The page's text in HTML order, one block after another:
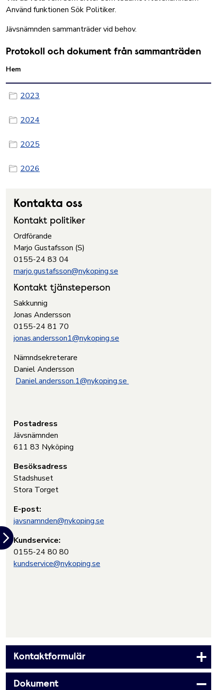
Använd funktionen Sök Politiker.
Jävsnämnden sammanträder vid behov.
Protokoll och dokument från sammanträden
Hem
2023
2024
2025
2026
Kontakta oss
Kontakt politiker
Ordförande
Marjo Gustafsson (S)
0155-24 83 04
marjo.gustafsson@nykoping.se
Kontakt tjänsteperson
Sakkunnig
Jonas Andersson
0155-24 81 70
jonas.andersson1@nykoping.se
Nämndsekreterare
Daniel Andersson
Daniel.andersson.1@nykoping.se
Postadress
Jävsnämnden
611 83 Nyköping
Besöksadress
Stadshuset
Stora Torget
E-post:
javsnamnden@nykoping.se
Kundservice:
0155-24 80 80
kundservice@nykoping.se
Kontaktformulär
Dokument